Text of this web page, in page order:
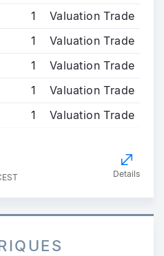
1
Valuation Trade
1
Valuation Trade
1
Valuation Trade
1
Valuation Trade
1 Valuation Trade
Details